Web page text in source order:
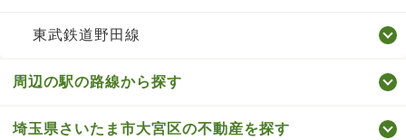
東武鉄道野田線
周辺の駅の路線から探す
埼玉県さいたま市大宮区の不動産を探す